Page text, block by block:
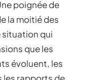
poignée de
la moitié des
situation qui
que les
évoluent, les
les rapports de